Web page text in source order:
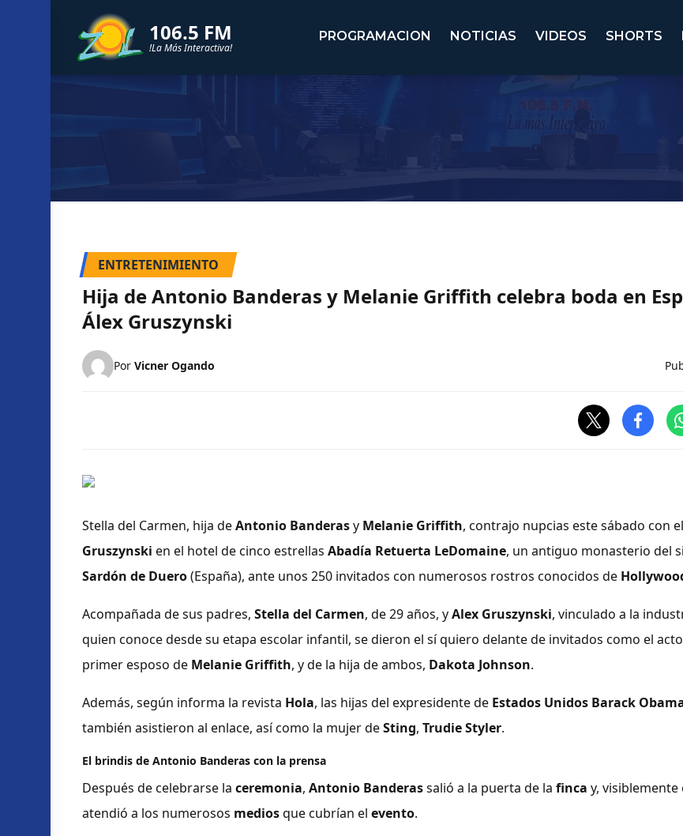
106.5 FM
!La Más Interactiva!
PROGRAMACION NOTICIAS VIDEOS SHORTS
ENTRETENIMIENTO
Hija de Antonio Banderas y Melanie Griffith celebra boda en
Álex Gruszynski
Por Vicner Ogando
Stella del Carmen, hija deAntonio Banderasy Melanie Griffith, contrajo nupcias este sábado con
Gruszynski en el hotel de cinco estrellas Abadía Retuerta LeDomaine, un antiguo monasterio del
Sardón de Duero(España), ante unos 250 invitados con numerosos rostros conocidos de
Acompañada de sus padres, Stella del Carmen, de 29 años, yAlex Gruszynski, vinculado a la
quien conoce desde su etapa escolar infantil, se dieron el sí quiero delante de invitados como el
primer esposo de Melanie Griffith, y de la hija de ambos, Dakota Johnson.
Además, según informa la revista Hola, las hijas del expresidente de Estados Unidos Barack
también asistieron al enlace, así como la mujer deSting, Trudie Styler.
El brindis de Antonio Banderas con la prensa
Después de celebrarse la ceremonia, Antonio Banderassalió a la puerta de la finca y,
atendió a los numerosos mediosque cubrían el evento.